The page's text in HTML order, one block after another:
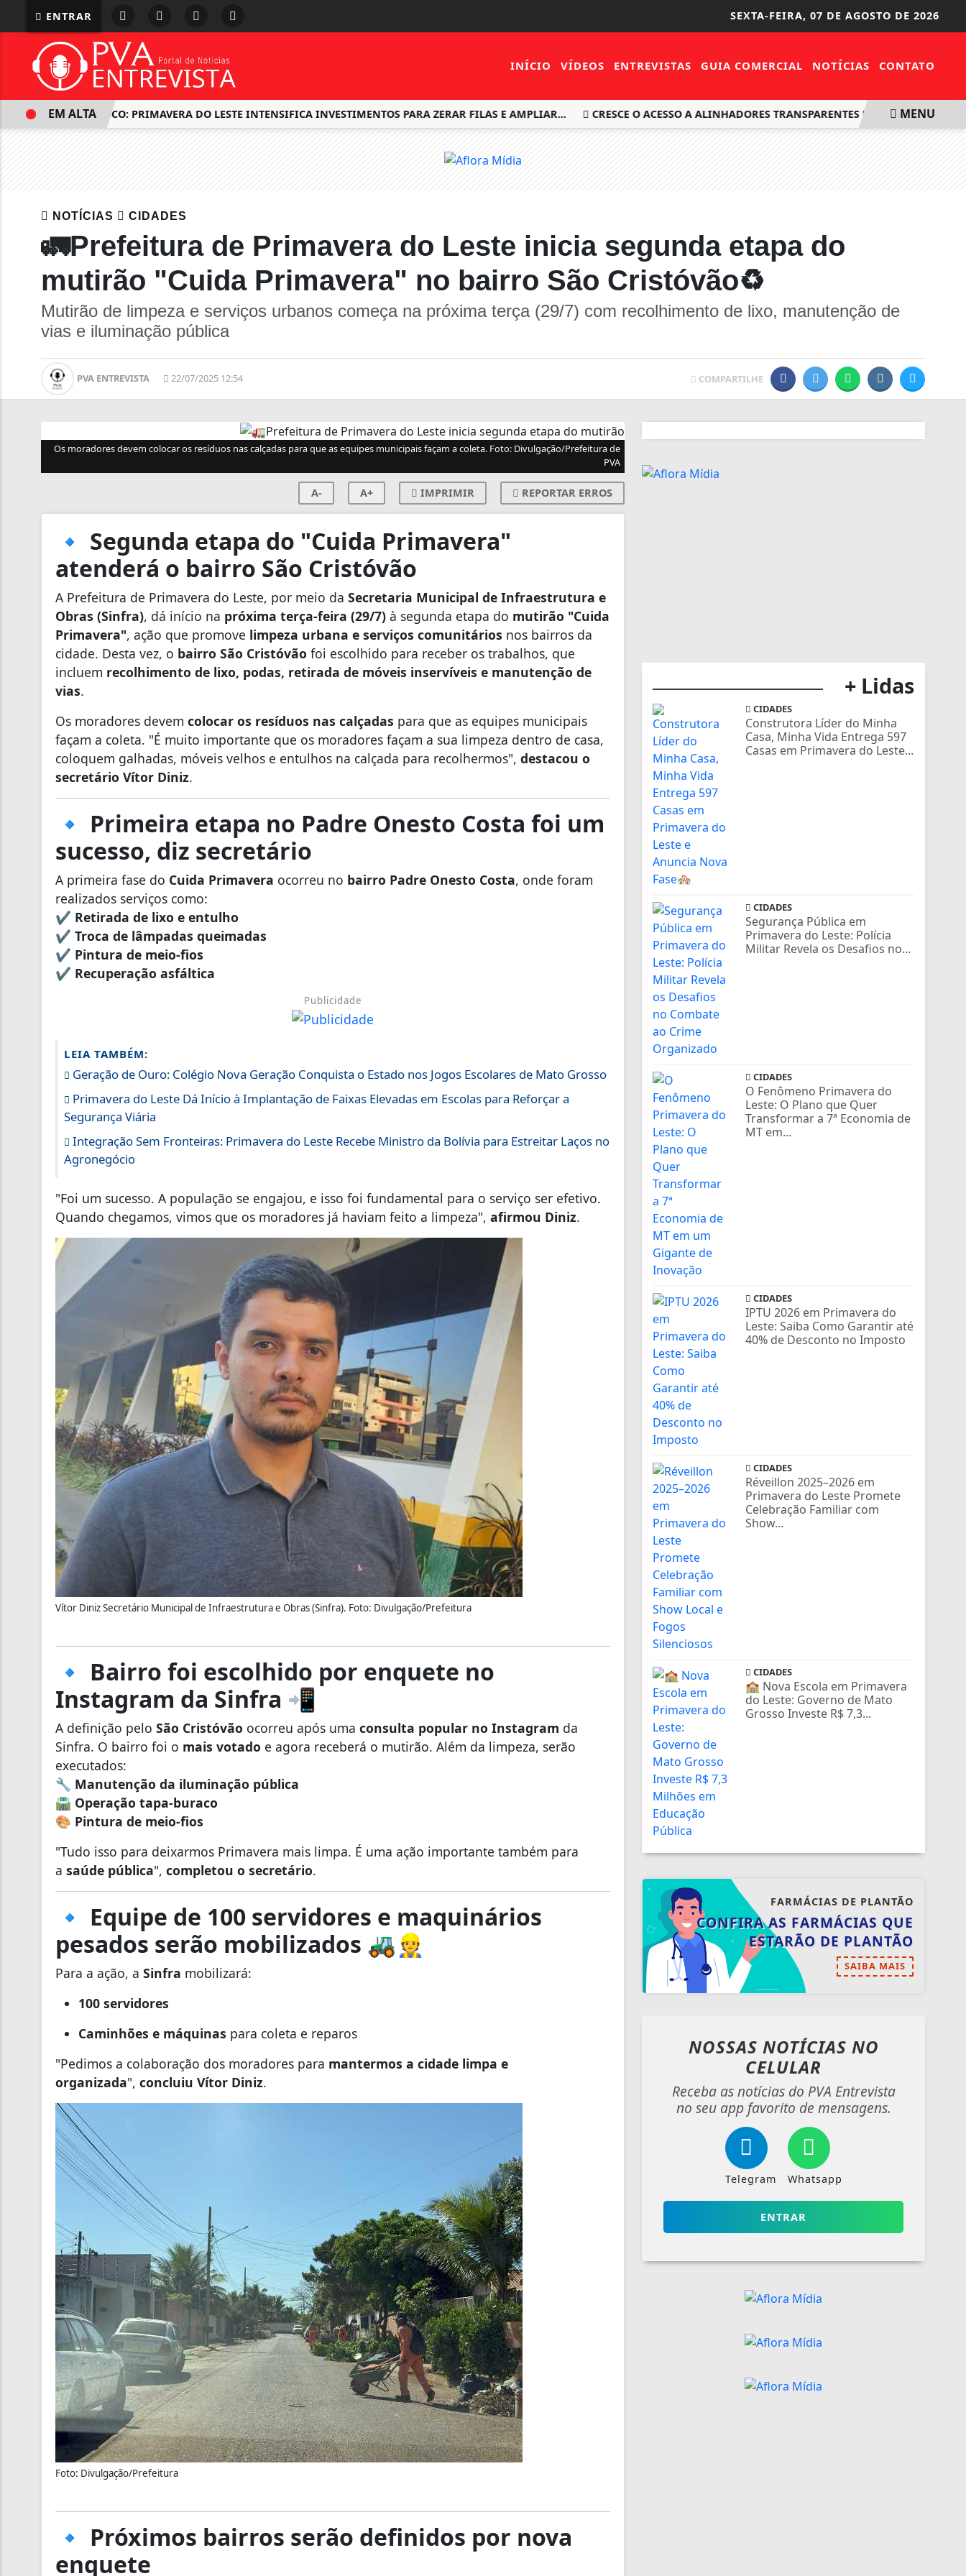
ENTRAR SEXTA-FEIRA, 07 DE AGOSTO DE 2026
INÍCIO VÍDEOS ENTREVISTAS GUIA COMERCIAL NOTÍCIAS CONTATO
SAÚDE EM FOCO: PRIMAVERA DO LESTE INTENSIFICA INVESTIMENTOS PARA ZERAR FILAS E AMPLIAR... CRESCE O ACESSO A ALINHADORES TRANSPARENTES NO BRASIL
EM ALTA MENU
NOTÍCIAS CIDADES
🚛Prefeitura de Primavera do Leste inicia segunda etapa do
mutirão "Cuida Primavera" no bairro São Cristóvão♻️
Mutirão de limpeza e serviços urbanos começa na próxima terça (29/7) com recolhimento de lixo, manutenção de
vias e iluminação pública
PVA ENTREVISTA 22/07/2025 12:54 COMPARTILHE
Os moradores devem colocar os resíduos nas calçadas para que as equipes municipais façam a coleta. Foto: Divulgação/Prefeitura de
PVA
A- A+ IMPRIMIR REPORTAR ERROS
🔹 Segunda etapa do "Cuida Primavera"
atenderá o bairro São Cristóvão
A Prefeitura de Primavera do Leste, por meio da Secretaria Municipal de Infraestrutura e
Obras (Sinfra), dá início na próxima terça-feira (29/7) à segunda etapa do mutirão "Cuida
Primavera", ação que promove limpeza urbana e serviços comunitários nos bairros da
cidade. Desta vez, o bairro São Cristóvão foi escolhido para receber os trabalhos, que
incluem recolhimento de lixo, podas, retirada de móveis inservíveis e manutenção de
vias.
Os moradores devem colocar os resíduos nas calçadas para que as equipes municipais
façam a coleta. "É muito importante que os moradores façam a sua limpeza dentro de casa,
coloquem galhadas, móveis velhos e entulhos na calçada para recolhermos", destacou o
secretário Vítor Diniz.
🔹 Primeira etapa no Padre Onesto Costa foi um
sucesso, diz secretário
A primeira fase do Cuida Primavera ocorreu no bairro Padre Onesto Costa, onde foram
realizados serviços como:
✔ Retirada de lixo e entulho
✔ Troca de lâmpadas queimadas
✔ Pintura de meio-fios
✔ Recuperação asfáltica
Publicidade
LEIA TAMBÉM:
Geração de Ouro: Colégio Nova Geração Conquista o Estado nos Jogos Escolares de Mato Grosso
Primavera do Leste Dá Início à Implantação de Faixas Elevadas em Escolas para Reforçar a
Segurança Viária
Integração Sem Fronteiras: Primavera do Leste Recebe Ministro da Bolívia para Estreitar Laços no
Agronegócio
"Foi um sucesso. A população se engajou, e isso foi fundamental para o serviço ser efetivo.
Quando chegamos, vimos que os moradores já haviam feito a limpeza", afirmou Diniz.
Vítor Diniz Secretário Municipal de Infraestrutura e Obras (Sinfra). Foto: Divulgação/Prefeitura
🔹 Bairro foi escolhido por enquete no
Instagram da Sinfra 📲
A definição pelo São Cristóvão ocorreu após uma consulta popular no Instagram da
Sinfra. O bairro foi o mais votado e agora receberá o mutirão. Além da limpeza, serão
executados:
🔧 Manutenção da iluminação pública
🛣️ Operação tapa-buraco
🎨 Pintura de meio-fios
"Tudo isso para deixarmos Primavera mais limpa. É uma ação importante também para
a saúde pública", completou o secretário.
🔹 Equipe de 100 servidores e maquinários
pesados serão mobilizados 🚜👷
Para a ação, a Sinfra mobilizará:
100 servidores
Caminhões e máquinas para coleta e reparos
"Pedimos a colaboração dos moradores para mantermos a cidade limpa e
organizada", concluiu Vítor Diniz.
Foto: Divulgação/Prefeitura
🔹 Próximos bairros serão definidos por nova
enquete
+ Lidas
CIDADES
Construtora Líder do Minha
Casa, Minha Vida Entrega 597
Casas em Primavera do Leste...
CIDADES
Segurança Pública em
Primavera do Leste: Polícia
Militar Revela os Desafios no...
CIDADES
O Fenômeno Primavera do
Leste: O Plano que Quer
Transformar a 7ª Economia de
MT em...
CIDADES
IPTU 2026 em Primavera do
Leste: Saiba Como Garantir até
40% de Desconto no Imposto
CIDADES
Réveillon 2025–2026 em
Primavera do Leste Promete
Celebração Familiar com
Show...
CIDADES
🏫 Nova Escola em Primavera
do Leste: Governo de Mato
Grosso Investe R$ 7,3...
FARMÁCIAS DE PLANTÃO
CONFIRA AS FARMÁCIAS QUE
ESTARÃO DE PLANTÃO
SAIBA MAIS
NOSSAS NOTÍCIAS NO
CELULAR
Receba as notícias do PVA Entrevista
no seu app favorito de mensagens.
Telegram Whatsapp
ENTRAR